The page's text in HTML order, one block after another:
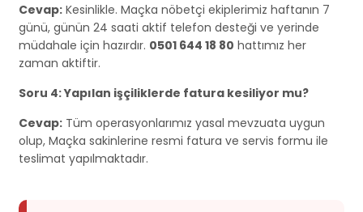
Cevap: Kesinlikle. Maçka nöbetçi ekiplerimiz haftanın 7
günü, günün 24 saati aktif telefon desteği ve yerinde
müdahale için hazırdır. 0501 644 18 80 hattımız her
zaman aktiftir.
Soru 4: Yapılan işçiliklerde fatura kesiliyor mu?
Cevap: Tüm operasyonlarımız yasal mevzuata uygun
olup, Maçka sakinlerine resmi fatura ve servis formu ile
teslimat yapılmaktadır.